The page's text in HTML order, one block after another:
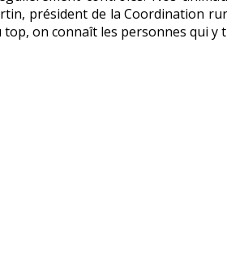
président de la Coordination
on connaît les personnes qui y